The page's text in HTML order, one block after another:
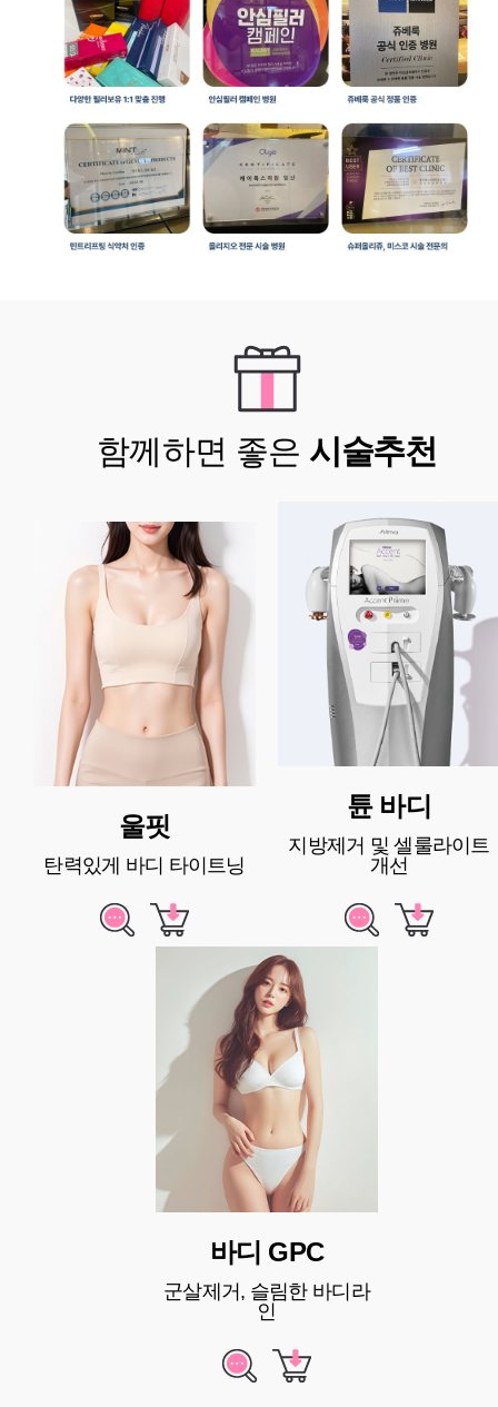
함께하면 좋은 시술추천
울핏
탄력있게 바디 타이트닝
튠 바디
지방제거 및 셀룰라이트
개선
바디 GPC
군살제거, 슬림한 바디라
인